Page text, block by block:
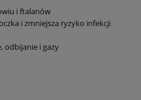
i ftalanów
i zmniejsza ryzyko infekcji
odbijanie i gazy